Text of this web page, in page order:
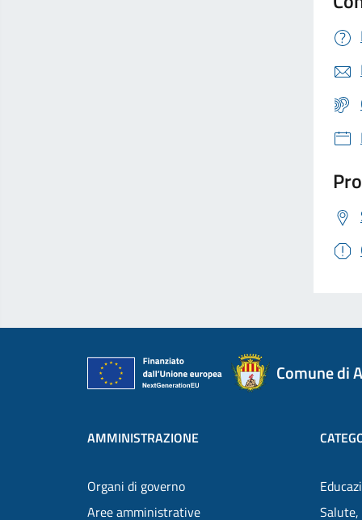
Comune di
AMMINISTRAZIONE
Organi di governo
Aree amministrative
Salute,